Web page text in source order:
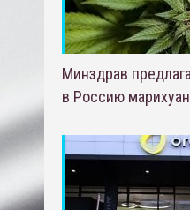
Минздрав
в Россию